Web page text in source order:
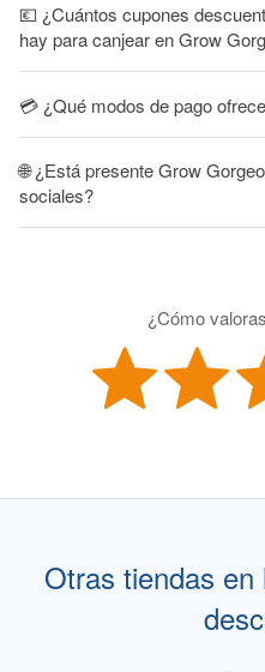
💶 ¿Cuántos cupones
hay para canjear en Grow
💳 ¿Qué modos de pago
🌐 ¿Está presente Grow
sociales?
¿Cómo
Otras tiendas